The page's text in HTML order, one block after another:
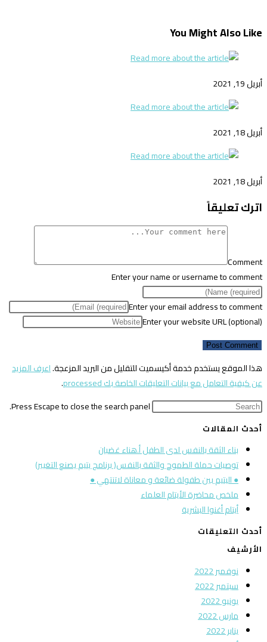
You Might Also Like
أبريل 19, 2021
أبريل 18, 2021
أبريل 18, 2021
اترك تعليقاً
Comment
Enter your name or username to comment
Enter your email address to comment
Enter your website URL (optional)
هذا الموقع يستخدم خدمة أكيسميت للتقليل من البريد المزعجة.اعرف المزيد
عن كيفية التعامل مع بيانات التعليقات الخاصة بك processed
.
Press Escape to close the search panel.
أحدث المقالات
بناء الثقة بالنفس لدى الطفل أ.هناء غضبان
توصيات حملة الطموح والثقة بالنفس( برنامج يتيم يصنع التغيير)
● اليتيم بين طفولة ضائعة و معاناة لاتنتهي ●
ملخص محاضرة الأيتام العلماء
أيتام أغنوا البشرية
أحدث التعليقات
الأرشيف
نوفمبر 2022
سبتمبر 2022
يونيو 2022
مارس 2022
يناير 2022